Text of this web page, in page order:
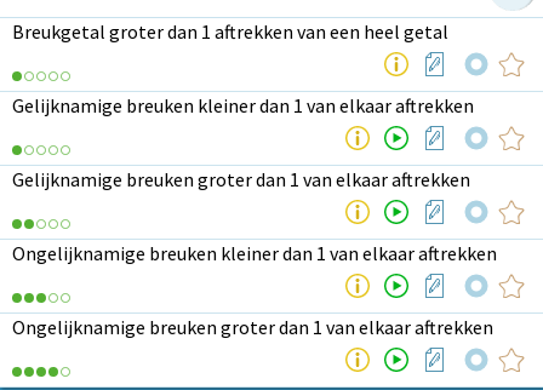
Breukgetal groter dan 1 aftrekken van een heel getal
Gelijknamige breuken kleiner dan 1 van elkaar aftrekken
Gelijknamige breuken groter dan 1 van elkaar aftrekken
Ongelijknamige breuken kleiner dan 1 van elkaar aftrekken
Ongelijknamige breuken groter dan 1 van elkaar aftrekken